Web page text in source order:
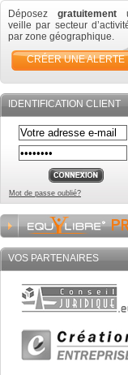
Déposez gratuitement
veille par secteur
par zone géographique.
CRÉER UNE ALERTE
IDENTIFICATION CLIENT
Mot de passe oublié?
VOS PARTENAIRES